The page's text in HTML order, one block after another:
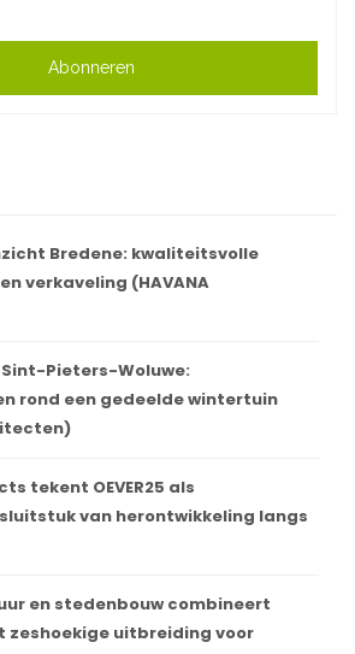
Abonneren
Bredene: kwaliteitsvolle
verkaveling (HAVANA
Sint-Pieters-Woluwe:
rond een gedeelde wintertuin
tekent OEVER25 als
van herontwikkeling langs
en stedenbouw combineert
uitbreiding voor